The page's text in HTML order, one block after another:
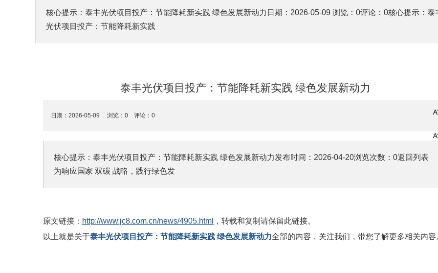
核心提示：泰丰光伏项目投产：节能降耗新实践 绿色发展新动力日期：2026-05-09 浏览：0评论：0核心提示：泰
光伏项目投产：节能降耗新实践
泰丰光伏项目投产：节能降耗新实践 绿色发展新动力
日期：2026-05-09 浏览： 0 评论：0
核心提示：泰丰光伏项目投产：节能降耗新实践 绿色发展新动力发布时间：2026-04-20浏览次数：0返回列表
为响应国家 双碳 战略，践行绿色发
原文链接： http://www.jc8.com.cn/news/4905.html
，转载和复制请保留此链接。
以上就是关于泰丰光伏项目投产：节能降耗新实践 绿色发展新动力全部的内容，关注我们，带您了解更多相关内容